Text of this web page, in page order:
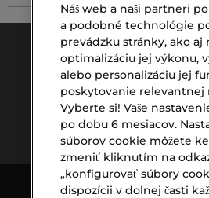
Doprava
zadarmo
nad €39,-
Náš web a naši partneri
a podobné technológie
prevádzku stránky, ako aj
optimalizáciu jej výkonu,
alebo personalizáciu jej
poskytovanie relevantnej
Vyberte si! Vaše
po dobu 6 mesiacov.
súborov cookie môžete
zmeniť kliknutím na
„konfigurovať súbory
dispozícii v dolnej časti